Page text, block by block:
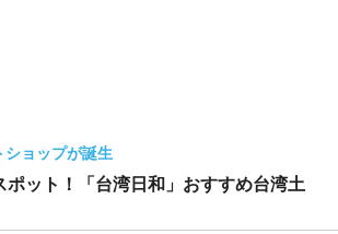
ショップが誕生
ポット！「台湾日和」おすすめ台湾土